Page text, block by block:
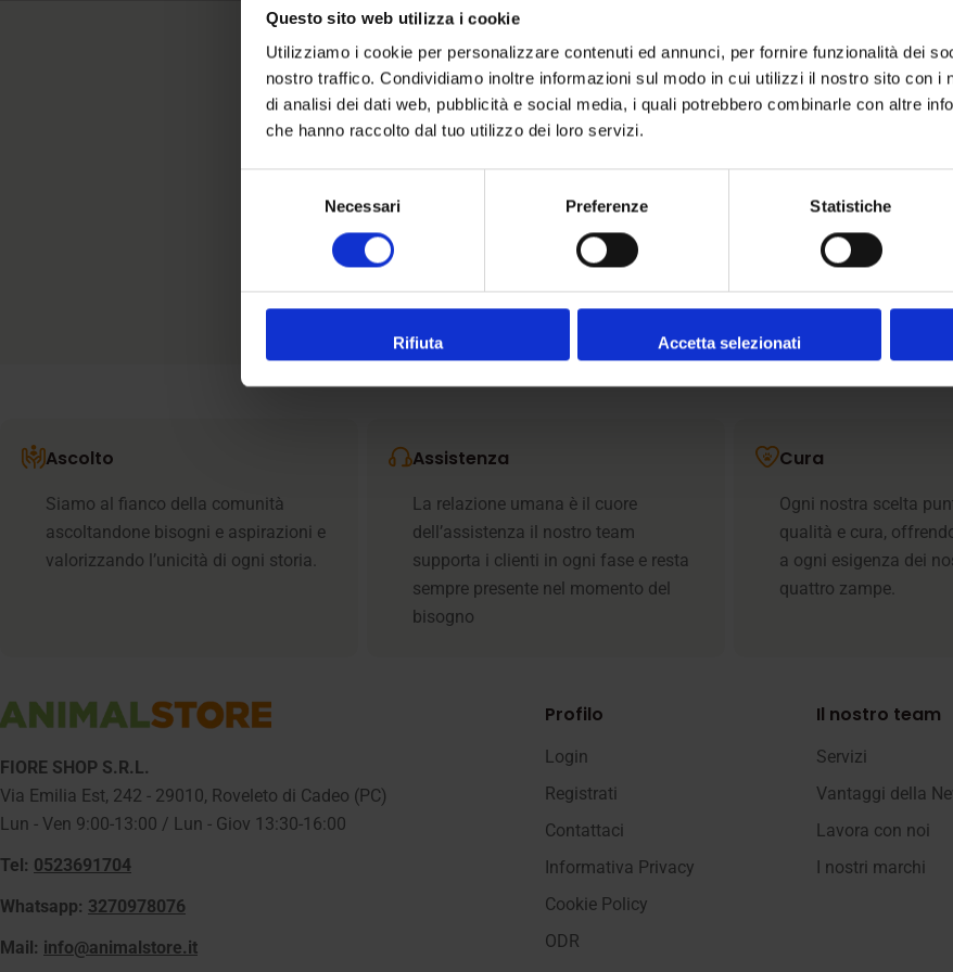
Questo sito web utilizza i cookie
Utilizziamo i cookie per personalizzare contenuti ed annunci, per fornire funzionalità dei
nostro traffico. Condividiamo inoltre informazioni sul modo in cui utilizzi il nostro sito con i
di analisi dei dati web, pubblicità e social media, i quali potrebbero combinarle con altre
che hanno raccolto dal tuo utilizzo dei loro servizi.
Necessari Preferenze Statistiche
Rifiuta Accetta selezionati
Ascolto
Siamo al fianco della comunità
ascoltandone bisogni e aspirazioni e
valorizzando l’unicità di ogni storia.
Assistenza
La relazione umana è il cuore
dell’assistenza il nostro team
supporta i clienti in ogni fase e resta
sempre presente nel momento del
bisogno
Cura
Ogni nostra scelta
qualità e cura,
a ogni esigenza dei
quattro zampe.
FIORE SHOP S.R.L.
Via Emilia Est, 242 - 29010, Roveleto di Cadeo (PC)
Lun - Ven 9:00-13:00 / Lun - Giov 13:30-16:00
Tel: 0523691704
Whatsapp: 3270978076
Mail: info@animalstore.it
Profilo
Login
Registrati
Contattaci
Informativa Privacy
Cookie Policy
ODR
Il nostro team
Servizi
Vantaggi della
Lavora con noi
I nostri marchi